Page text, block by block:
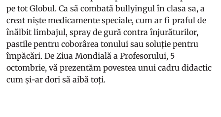
pe tot Globul. Ca să combată bullyingul în clasa sa, a
creat niște medicamente speciale, cum ar fi praful de
înălbit limbajul, spray de gură contra înjurăturilor,
pastile pentru coborârea tonului sau soluție pentru
împăcări. De Ziua Mondială a Profesorului, 5
octombrie, vă prezentăm povestea unui cadru didactic
cum și-ar dori să aibă toți.